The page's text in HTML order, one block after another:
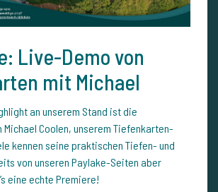
Live-Demo von
mit Michael
an unserem Stand ist die
Michael Coolen, unserem Tiefenkarten-
kennen seine praktischen Tiefen- und
von unseren Paylake-Seiten aber
eine echte Premiere!